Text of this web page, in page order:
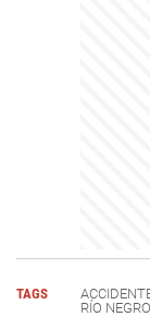
TAGS
RÍO NEGRO